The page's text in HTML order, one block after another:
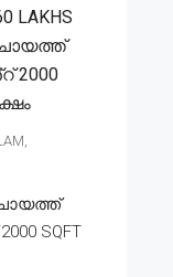
LAKHS
2000
SQFT